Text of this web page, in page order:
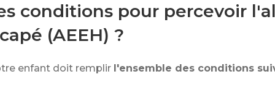
conditions pour percevoir
(AEEH) ?
enfant doit remplir l'ensemble des conditions